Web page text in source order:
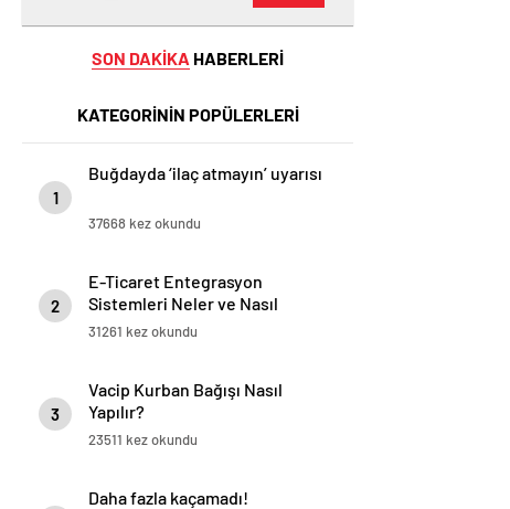
SON DAKİKA HABERLERİ
KATEGORİNİN POPÜLERLERİ
1
Buğdayda ‘ilaç atmayın’ uyarısı
37668 kez okundu
2
E-Ticaret Entegrasyon
Sistemleri Neler ve Nasıl
Yapılır?
31261 kez okundu
3
Vacip Kurban Bağışı Nasıl
Yapılır?
23511 kez okundu
Daha fazla kaçamadı!